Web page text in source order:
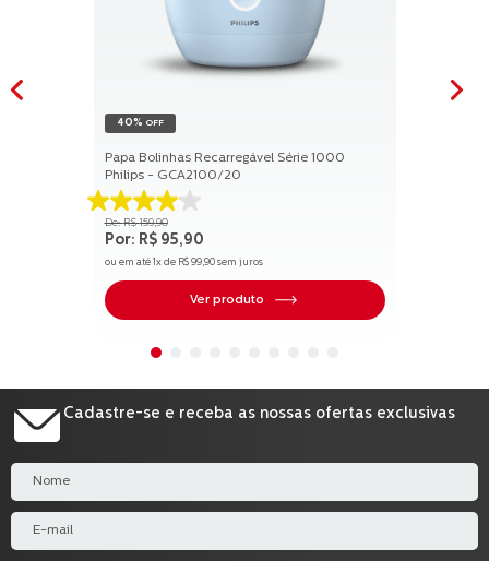
40% OFF
Papa Bolinhas Recarregável Série 1000
Philips - GCA2100/20
4.1
de
5
estrelas.
17
avaliações
R$ 159,90
R$ 95,90
ou em até 1 x de R$ 99,90sem juros
Ver produto
Cadastre-se e receba as nossas ofertas exclusivas